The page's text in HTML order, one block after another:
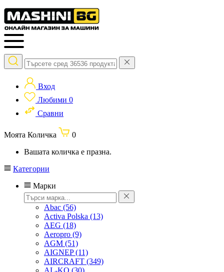
Вход
Любими 0
Сравни
Моята Количка
0
Вашата количка е празна.
Категории
Марки
Abac (56)
Activa Polska (13)
AEG (18)
Aeropro (9)
AGM (51)
AIGNEP(11)
AIRCRAFT (349)
AL-KO (30)